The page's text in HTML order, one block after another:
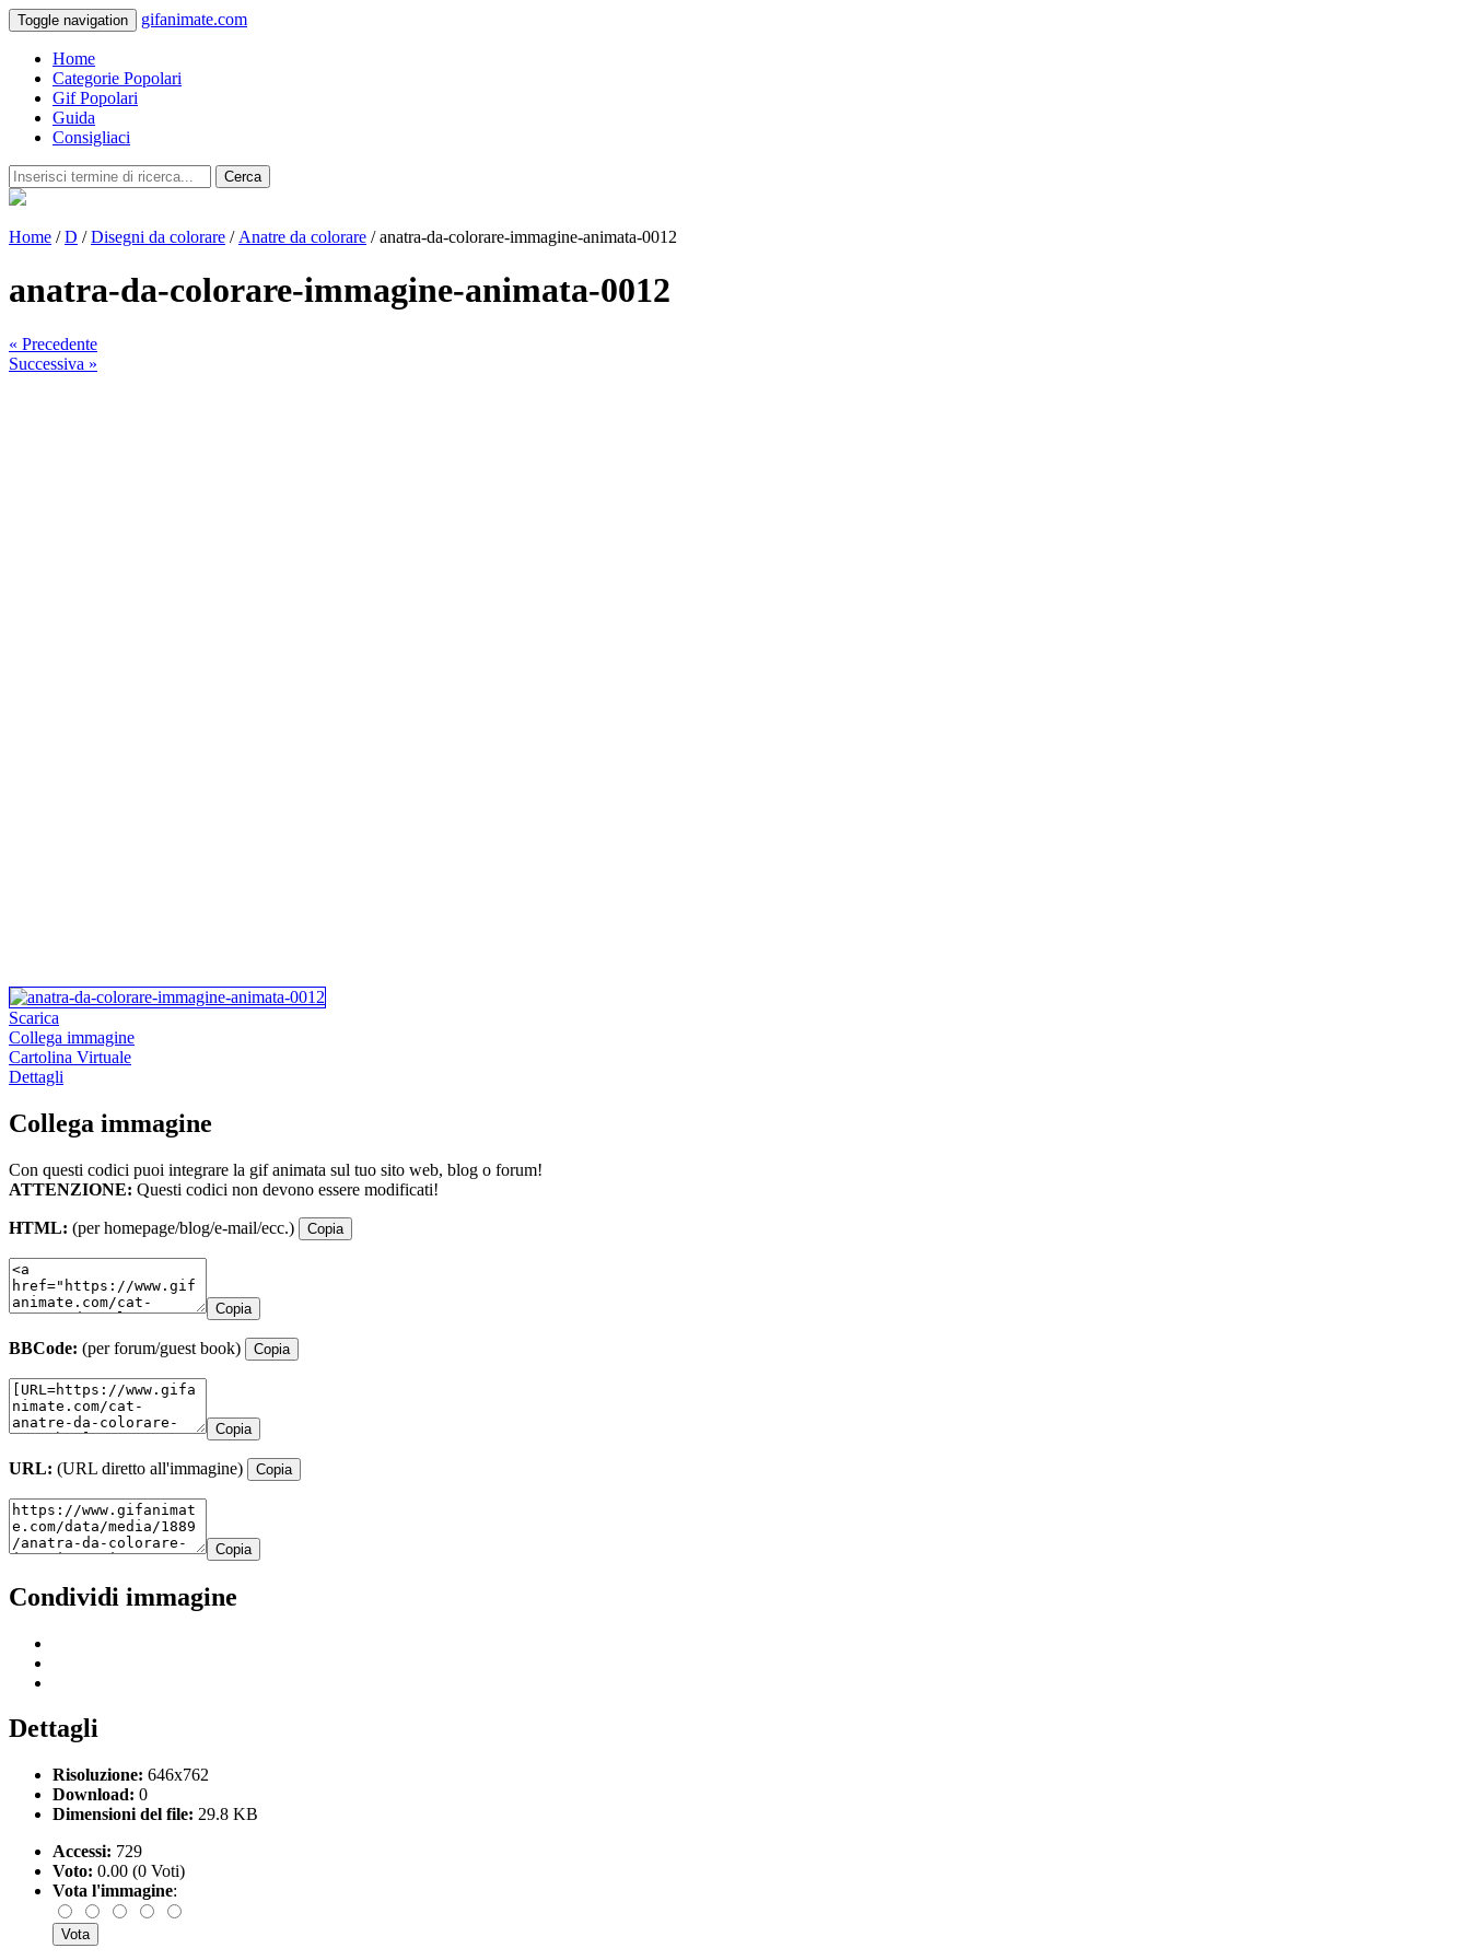
Toggle navigation gifanimate.com
Home
Categorie Popolari
Gif Popolari
Guida
Consigliaci
Cerca
Home /D /Disegni da colorare / Anatre da colorare / anatra-da-colorare-immagine-animata-0012
anatra-da-colorare-immagine-animata-0012
« Precedente
Successiva »
Scarica
Collega immagine
Cartolina Virtuale
Dettagli
Collega immagine
Con questi codici puoi integrare la gif animata sul tuo sito web, blog o forum!
ATTENZIONE: Questi codici non devono essere modificati!
HTML: (per homepage/blog/e-mail/ecc.) Copia
Copia
BBCode: (per forum/guest book) Copia
Copia
URL: (URL diretto all'immagine) Copia
Copia
Condividi immagine
Dettagli
Risoluzione: 646x762
Download: 0
Dimensioni del file: 29.8 KB
Accessi: 729
Voto: 0.00 (0 Voti)
Vota l'immagine: